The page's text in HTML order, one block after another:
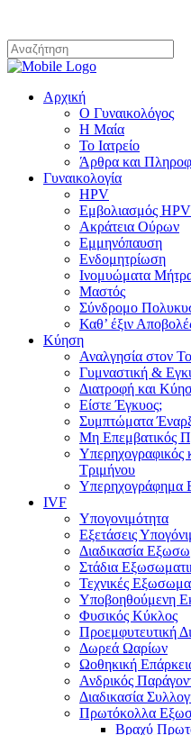
Αρχική
Ο Γυναικολόγος
Η Μαία
Το Ιατρείο
Άρθρα και
Γυναικολογία
HPV
Εμβολιασμός HPV
Ακράτεια Ούρων
Εμμηνόπαυση
Ενδομητρίωση
Ινομυώματα
Μαστός
Σύνδρομο
Καθ’ έξιν
Κύηση
Αναλγησία στον
Γυμναστική &
Διατροφή και
Είστε Έγκυος;
Συμπτώματα
Μη Επεμβατικός
Υπερηχογραφικός
Τριμήνου
Υπερηχογράφημα
IVF
Υπογονιμότητα
Εξετάσεις
Διαδικασία
Στάδια
Τεχνικές
Υποβοηθούμενη
Φυσικός Κύκλος
Προεμφυτευτική
Δωρεά Ωαρίων
Ωοθηκική
Ανδρικός
Διαδικασία
Πρωτόκολλα
Βραχύ